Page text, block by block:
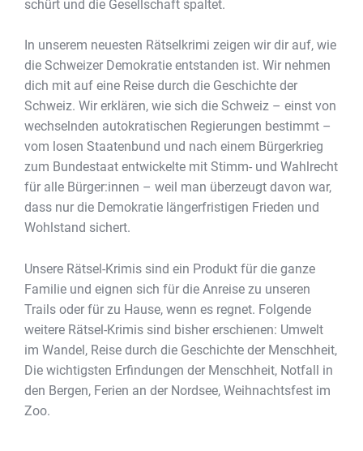
schürt und die Gesellschaft spaltet.
In unserem neuesten Rätselkrimi zeigen wir dir auf, wie
die Schweizer Demokratie entstanden ist. Wir nehmen
dich mit auf eine Reise durch die Geschichte der
Schweiz. Wir erklären, wie sich die Schweiz – einst von
wechselnden autokratischen Regierungen bestimmt –
vom losen Staatenbund und nach einem Bürgerkrieg
zum Bundestaat entwickelte mit Stimm- und Wahlrecht
für alle Bürger:innen – weil man überzeugt davon war,
dass nur die Demokratie längerfristigen Frieden und
Wohlstand sichert.
Unsere Rätsel-Krimis sind ein Produkt für die ganze
Familie und eignen sich für die Anreise zu unseren
Trails oder für zu Hause, wenn es regnet. Folgende
weitere Rätsel-Krimis sind bisher erschienen: Umwelt
im Wandel, Reise durch die Geschichte der Menschheit,
Die wichtigsten Erfindungen der Menschheit, Notfall in
den Bergen, Ferien an der Nordsee, Weihnachtsfest im
Zoo.